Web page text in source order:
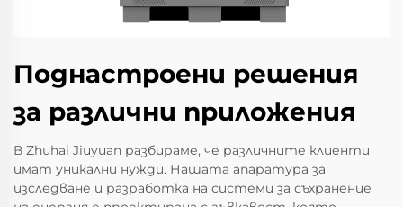
Поднастроени решения
за различни приложения
В Zhuhai Jiuyuan разбираме, че различните клиенти
имат уникални нужди. Нашата апаратура за
изследване и разработка на системи за съхранение